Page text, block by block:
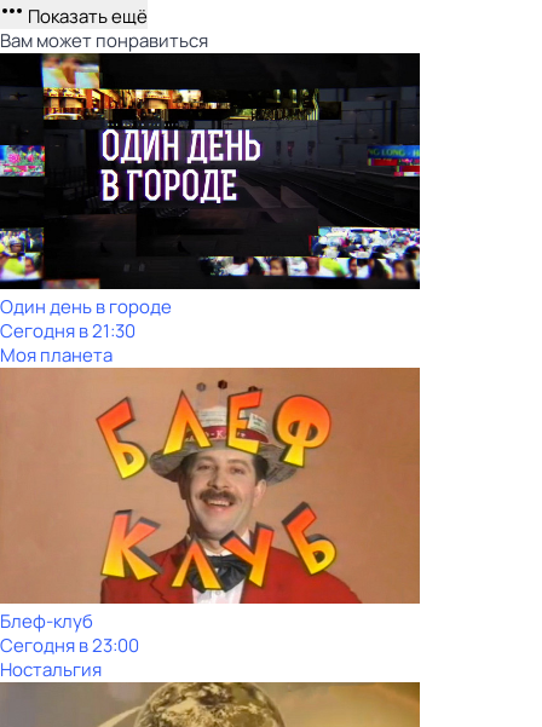
Показать ещё
Вам может понравиться
Один день в городе
Сегодня в 21:30
Моя планета
Блеф-клуб
Сегодня в 23:00
Ностальгия